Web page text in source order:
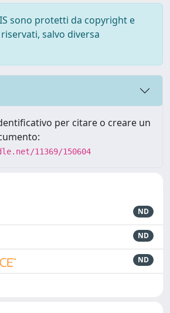
sono protetti da copyright e
salvo diversa
per citare o creare un
11369/150604
ND
ND
ND